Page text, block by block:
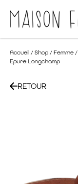
Accueil / Shop / Femme /
Epure Longchamp
RETOUR